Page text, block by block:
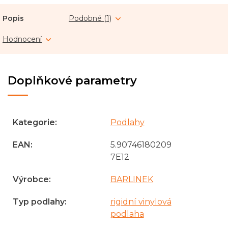
Popis Podobné (1)
Hodnocení
Doplňkové parametry
Kategorie: Podlahy
EAN:
5.90746180209
7E12
Výrobce: BARLINEK
Typ podlahy:
rigidní vinylová
podlaha